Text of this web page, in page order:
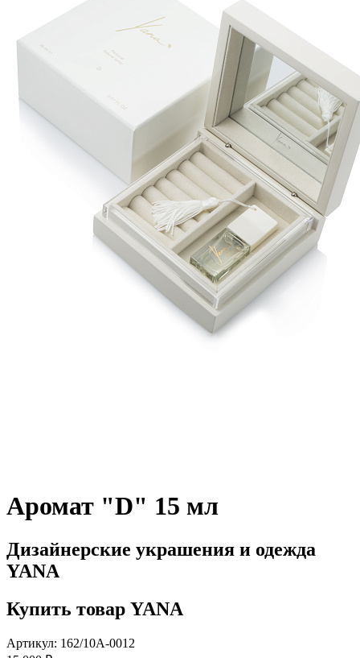
Аромат "D" 15 мл
Дизайнерские украшения и одежда
YANA
Купить товар YANA
Артикул: 162/10A-0012